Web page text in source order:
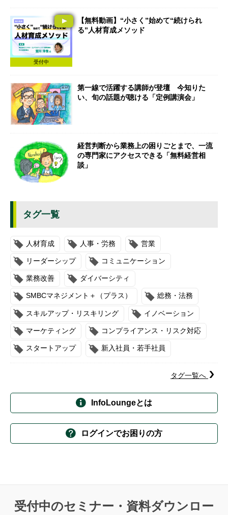
受付中
【無料動画】“小さく”始めて“続けられ
る”人材育成メソッド
第一線で活躍する講師が登壇 今知りた
い、旬の話題が聴ける「定例講演会」
経営判断から業務上の困りごとまで、一流
の専門家にアクセスできる「無料経営相
談」
タグ一覧
人材育成 人事・労務 営業
リーダーシップ コミュニケーション
業務改善 ダイバーシティ
SMBCマネジメント＋（プラス） 総務・法務
スキルアップ・リスキリング イノベーション
マーケティング コンプライアンス・リスク対応
スタートアップ 新入社員・若手社員
タグ一覧へ
InfoLoungeとは
ログインでお困りの方
受付中のセミナー・資料ダウンロー